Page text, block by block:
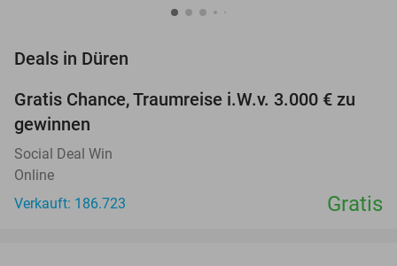
Deals in Düren
Gratis Chance, Traumreise i.W.v. 3.000 € zu
gewinnen
Social Deal Win
Online
Verkauft: 186.723
Gratis